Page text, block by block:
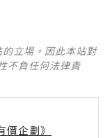
立場。因此本站對
不負任何法律責
企劃》